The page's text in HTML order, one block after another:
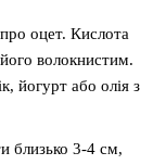
оцет. Кислота
волокнистим.
йогурт або олія з
близько 3-4 см,